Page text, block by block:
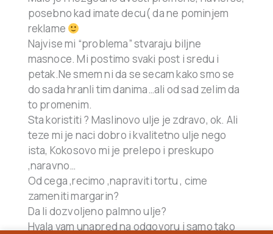
posebno kad imate decu( da ne pominjem
reklame
Najvise mi “problema” stvaraju biljne
masnoce. Mi postimo svaki post i sredu i
petak.Ne smem ni da se secam kako smo se
do sada hranli tim danima…ali od sad zelim da
to promenim.
Sta koristiti ? Maslinovo ulje je zdravo, ok. Ali
teze mi je naci dobro i kvalitetno ulje nego
ista, Kokosovo mi je prelepo i preskupo
,naravno…
Od cega ,recimo ,napraviti tortu , cime
zameniti margarin?
Da li dozvoljeno palmno ulje?
Hvala vam unapred na odgovoru i samo tako